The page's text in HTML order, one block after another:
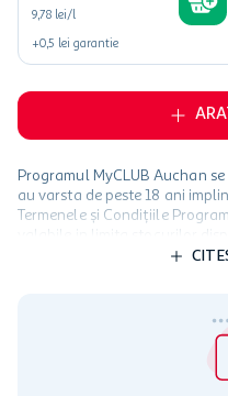
9,78 lei/l
+0,5 lei garantie
Programul MyCLUB Auchan
au varsta de peste 18 ani
Termenele și Condițiile
limita a 12 unitati / card client
activitati in afara celor
nu raspunde pentru
care aceste este suspendat